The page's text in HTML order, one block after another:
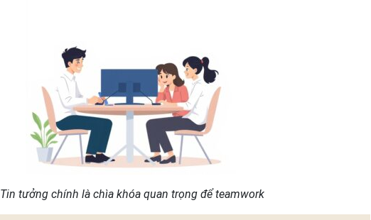
Tin tưởng chính là chìa khóa quan trọng để teamwork